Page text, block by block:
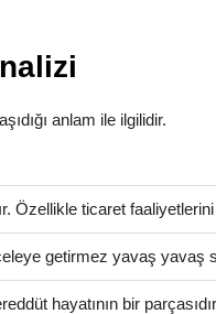
anlam ile ilgilidir.
Özellikle ticaret
getirmez yavaş yavaş
hayatının bir